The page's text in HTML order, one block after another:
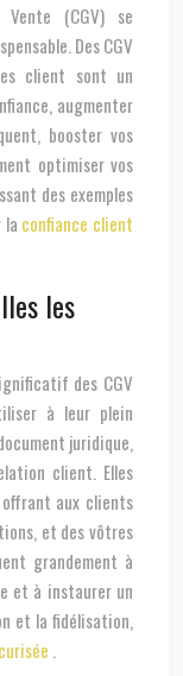
(CGV) se
Des CGV
client sont un
augmenter
booster vos
optimiser vos
des exemples
la confiance client
les
des CGV
à leur plein
juridique,
client. Elles
aux clients
et des vôtres
grandement à
et à instaurer un
et la fidélisation,